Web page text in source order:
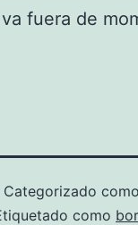
fuera de
Categorizado como
como